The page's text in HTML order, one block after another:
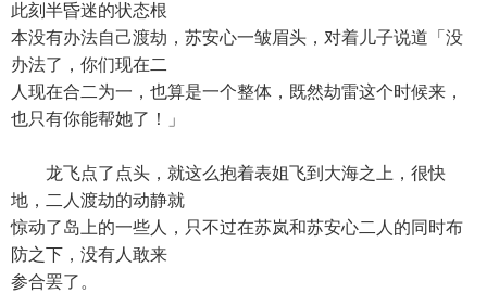
此刻半昏迷的状态根
本没有办法自己渡劫，苏安心一皱眉头，对着儿子说道「没
办法了，你们现在二
人现在合二为一，也算是一个整体，既然劫雷这个时候来，
也只有你能帮她了！」
龙飞点了点头，就这么抱着表姐飞到大海之上，很快
地，二人渡劫的动静就
惊动了岛上的一些人，只不过在苏岚和苏安心二人的同时布
防之下，没有人敢来
参合罢了。